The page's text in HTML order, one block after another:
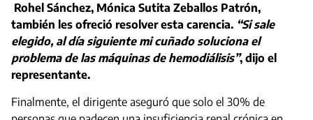
Rohel Sánchez, Mónica Sutita Zeballos Patrón,
también les ofreció resolver esta carencia. “Si sale
elegido, al día siguiente mi cuñado soluciona el
problema de las máquinas de hemodiálisis”, dijo el
representante.
Finalmente, el dirigente aseguró que solo el 30% de